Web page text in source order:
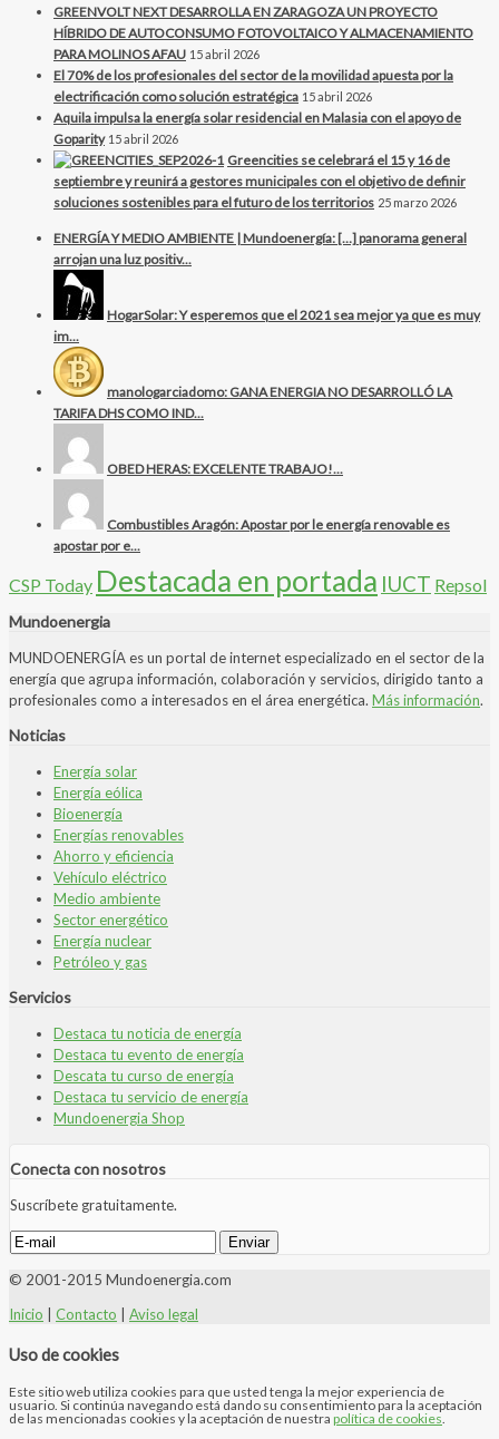
GREENVOLT NEXT DESARROLLA EN ZARAGOZA UN PROYECTO
HÍBRIDO DE AUTOCONSUMO FOTOVOLTAICO Y ALMACENAMIENTO
PARA MOLINOS AFAU 15 abril 2026
El 70% de los profesionales del sector de la movilidad apuesta por la
electrificación como solución estratégica 15 abril 2026
Aquila impulsa la energía solar residencial en Malasia con el apoyo de
Goparity 15 abril 2026
Greencities se celebrará el 15 y 16 de
septiembre y reunirá a gestores municipales con el objetivo de definir
soluciones sostenibles para el futuro de los territorios 25 marzo 2026
ENERGÍA Y MEDIO AMBIENTE | Mundoenergía: […] panorama general
arrojan una luz positiv...
HogarSolar: Y esperemos que el 2021 sea mejor ya que es muy
im...
manologarciadomo: GANA ENERGIA NO DESARROLLÓ LA
TARIFA DHS COMO IND...
OBED HERAS: EXCELENTE TRABAJO!...
Combustibles Aragón: Apostar por le energía renovable es
apostar por e...
CSP Today Destacada en portada IUCT Repsol
Mundoenergia
MUNDOENERGÍA es un portal de internet especializado en el sector de la
energía que agrupa información, colaboración y servicios, dirigido tanto a
profesionales como a interesados en el área energética. Más información.
Noticias
Energía solar
Energía eólica
Bioenergía
Energías renovables
Ahorro y eficiencia
Vehículo eléctrico
Medio ambiente
Sector energético
Energía nuclear
Petróleo y gas
Servicios
Destaca tu noticia de energía
Destaca tu evento de energía
Descata tu curso de energía
Destaca tu servicio de energía
Mundoenergia Shop
Conecta con nosotros
Suscríbete gratuitamente.
© 2001-2015 Mundoenergia.com
Inicio
Contacto Aviso legal
Uso de cookies
Este sitio web utiliza cookies para que usted tenga la mejor experiencia de
usuario. Si continúa navegando está dando su consentimiento para la aceptación
de las mencionadas cookies y la aceptación de nuestra política de cookies